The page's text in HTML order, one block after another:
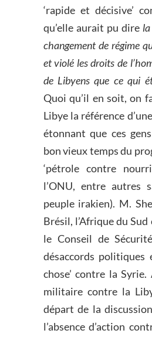
‘rapide et décisive’
qu’elle aurait pu dire
changement de régime
et violé les droits de
de Libyens que ce qui
Quoi qu’il en soit, on
Libye la référence
étonnant que ces
bon vieux temps du
‘pétrole contre
l’ONU, entre autres
peuple irakien). M.
Brésil, l’Afrique du
le Conseil de
désaccords politiques
chose’ contre la
militaire contre la
départ de la
l’absence d’action